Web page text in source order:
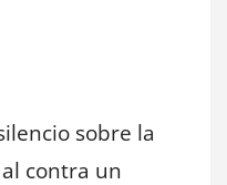
sobre la
contra un